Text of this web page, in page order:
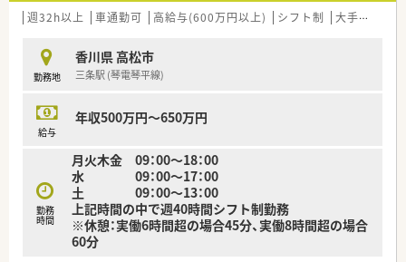
・患者さんのケア・相談対応
・院内スタッフとの調整
・検査・投薬スケジュールの調整
・治験で得られるデータ管理 など
＜福利厚生面について＞
■【標準的な就業時間】09：00～17：30の中に
様々なライフイベントがある方も働きやすいです。
■残業時間は2021年平均で月当たり19.5時間、1日1時間程度で
す。
■産休育休の取得率も男性30％、
女性98％と高い水準で取得できております。
■年間の有給取得率も73.4％と高く、
週32h以上 車通勤可 高給与(600万円以上) シフト制 大手チェーン以外
勤務地
香川県 高松市
三条駅 (琴電琴平線)
給与
年収500万円～650万円
勤務
時間
月火木金 09：00～18：00
水 09：00～17：00
土 09：00～13：00
上記時間の中で週40時間シフト制勤務
※休憩：実働6時間超の場合45分、実働8時間超の場合
60分